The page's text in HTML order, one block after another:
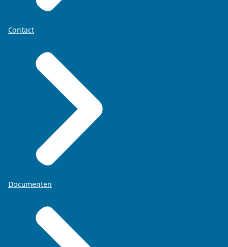
Contact
Documenten